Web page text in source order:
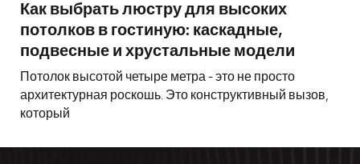
Как выбрать люстру для высоких
потолков в гостиную: каскадные,
подвесные и хрустальные модели
Потолок высотой четыре метра - это не просто
архитектурная роскошь. Это конструктивный вызов,
который